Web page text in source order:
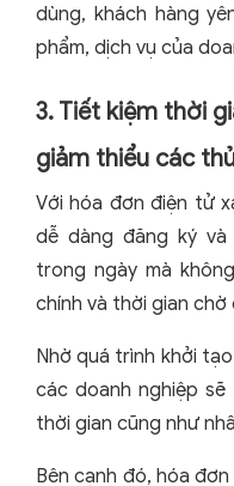
dùng, khách hàng
phẩm, dịch vụ của
3. Tiết kiệm thời
giảm thiểu các
Với hóa đơn điện tử
dễ dàng đăng ký và
trong ngày mà
chính và thời gian
Nhờ quá trình khởi
các doanh nghiệp
thời gian cũng như
Bên cạnh đó, hóa